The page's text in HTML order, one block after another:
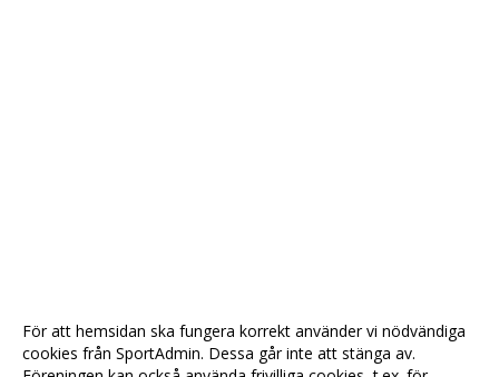
För att hemsidan ska fungera korrekt använder vi nödvändiga
cookies från SportAdmin. Dessa går inte att stänga av.